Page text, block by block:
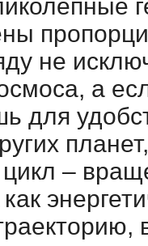
не
а
для
–